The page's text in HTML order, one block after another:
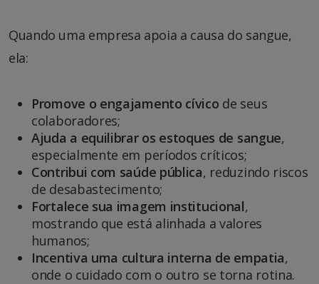
Quando uma empresa apoia a causa do sangue,
ela:
Promove o engajamento cívico de seus
colaboradores;
Ajuda a equilibrar os estoques de sangue,
especialmente em períodos críticos;
Contribui com saúde pública, reduzindo riscos
de desabastecimento;
Fortalece sua imagem institucional,
mostrando que está alinhada a valores
humanos;
Incentiva uma cultura interna de empatia,
onde o cuidado com o outro se torna rotina.